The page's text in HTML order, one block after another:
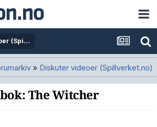
Diskuter videoer (Spillverket.no)
» Diskuter videoer (Spillverket.no)
The Witcher